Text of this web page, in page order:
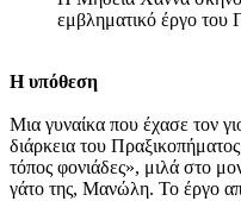
εμβληματικό έργο του
H υπόθεση
Μια γυναίκα που έχασε τον
διάρκεια του
τόπος φονιάδες», μιλά στο
γάτο της, Μανώλη. Το έργο